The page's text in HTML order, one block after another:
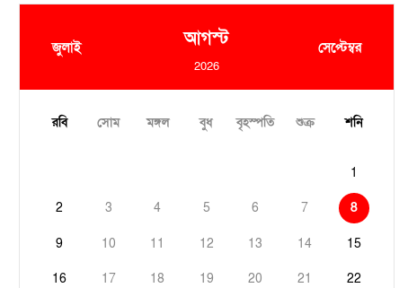
জুলাই আগস্ট
2026
সেপ্টেম্বর
রবি সোম মঙ্গল বুধ বৃহস্পতি শুক্র শনি
1
2 3 4 5 6 7 8
9 10 11 12 13 14 15
16 17 18 19 20 21 22